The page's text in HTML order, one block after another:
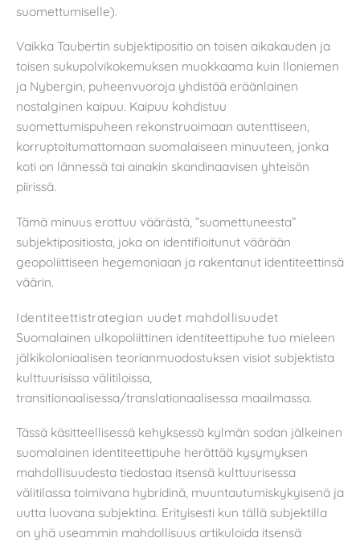
suomettumiselle).
Vaikka Taubertin subjektipositio on toisen aikakauden ja
toisen sukupolvikokemuksen muokkaama kuin Iloniemen
ja Nybergin, puheenvuoroja yhdistää eräänlainen
nostalginen kaipuu. Kaipuu kohdistuu
suomettumispuheen rekonstruoimaan autenttiseen,
korruptoitumattomaan suomalaiseen minuuteen, jonka
koti on lännessä tai ainakin skandinaavisen yhteisön
piirissä.
Tämä minuus erottuu väärästä, ”suomettuneesta”
subjektipositiosta, joka on identifioitunut väärään
geopoliittiseen hegemoniaan ja rakentanut identiteettinsä
väärin.
Identiteettistrategian uudet mahdollisuudet
Suomalainen ulkopoliittinen identiteettipuhe tuo mieleen
jälkikoloniaalisen teorianmuodostuksen visiot subjektista
kulttuurisissa välitiloissa,
transitionaalisessa/translationaalisessa maailmassa.
Tässä käsitteellisessä kehyksessä kylmän sodan jälkeinen
suomalainen identiteettipuhe herättää kysymyksen
mahdollisuudesta tiedostaa itsensä kulttuurisessa
välitilassa toimivana hybridinä, muuntautumiskykyisenä ja
uutta luovana subjektina. Erityisesti kun tällä subjektilla
on yhä useammin mahdollisuus artikuloida itsensä